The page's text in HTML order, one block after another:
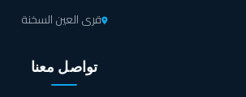
قرى العين السخنة
تواصل معنا